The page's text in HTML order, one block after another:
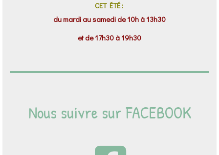
CET ÉTÉ :
du mardi au samedi de 10h à 13h30
et de 17h30 à 19h30
Nous suivre sur FACEBOOK